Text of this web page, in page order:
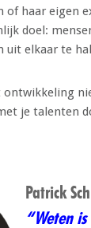
of haar eigen
doel:
uit elkaar te
je talenten
Patrick
“Weten